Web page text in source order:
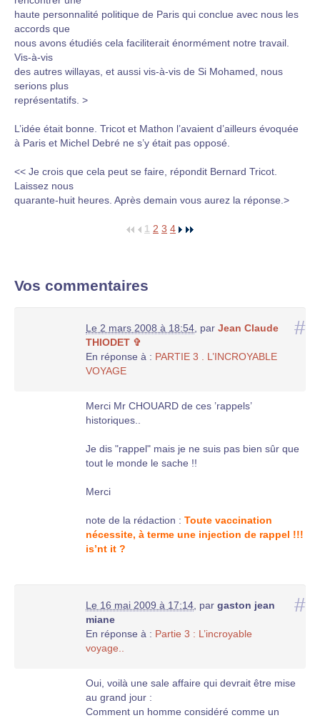
haute personnalité politique de Paris qui conclue avec nous les
accords que
nous avons étudiés cela faciliterait énormément notre travail.
Vis-à-vis
des autres willayas, et aussi vis-à-vis de Si Mohamed, nous
serions plus
représentatifs. >
L’idée était bonne. Tricot et Mathon l’avaient d’ailleurs évoquée
à Paris et Michel Debré ne s’y était pas opposé.
<< Je crois que cela peut se faire, répondit Bernard Tricot.
Laissez nous
quarante-huit heures. Après demain vous aurez la réponse.>
1 2 3 4
Vos commentaires
#
Le 2 mars 2008 à 18:54 par Jean Claude
THIODET ✞
En réponse à : PARTIE 3 . L’INCROYABLE
VOYAGE
Merci Mr CHOUARD de ces ’rappels’
historiques..
Je dis "rappel" mais je ne suis pas bien sûr que
tout le monde le sache !!
Merci
note de la rédaction : Toute vaccination
nécessite, à terme une injection de rappel !!!
is’nt it ?
#
Le 16 mai 2009 à 17:14 par gaston jean
miane
En réponse à : Partie 3 : L’incroyable
voyage..
Oui, voilà une sale affaire qui devrait être mise
au grand jour :
Comment un homme considéré comme un